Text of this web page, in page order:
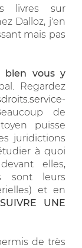
livres sur
Dalloz, j'en
mais pas
bien vous y
Regardez
de
puisse
juridictions
à quoi
elles,
sont leurs
et en
UNE
de très